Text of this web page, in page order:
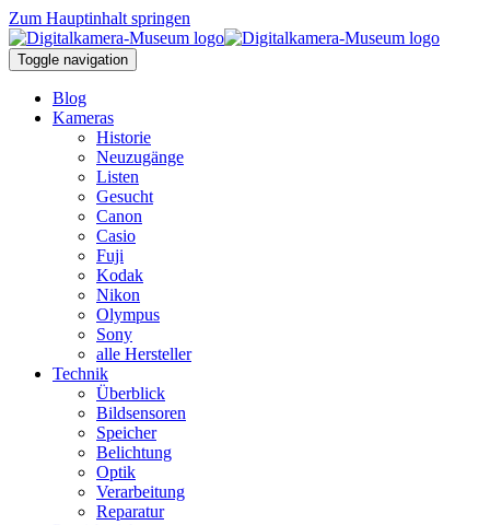
Zum Hauptinhalt springen
Toggle navigation
Blog
Kameras
Historie
Neuzugänge
Listen
Gesucht
Canon
Casio
Fuji
Kodak
Nikon
Olympus
Sony
alle Hersteller
Technik
Überblick
Bildsensoren
Speicher
Belichtung
Optik
Verarbeitung
Reparatur